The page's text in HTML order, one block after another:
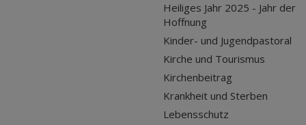
Heiliges Jahr 2025 - Jahr der
Hoffnung
Kinder- und Jugendpastoral
Kirche und Tourismus
Kirchenbeitrag
Krankheit und Sterben
Lebensschutz